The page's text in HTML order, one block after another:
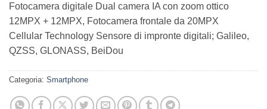
Fotocamera digitale Dual camera IA con zoom ottico
12MPX + 12MPX, Fotocamera frontale da 20MPX
Cellular Technology Sensore di impronte digitali; Galileo,
QZSS, GLONASS, BeiDou
Categoria: Smartphone